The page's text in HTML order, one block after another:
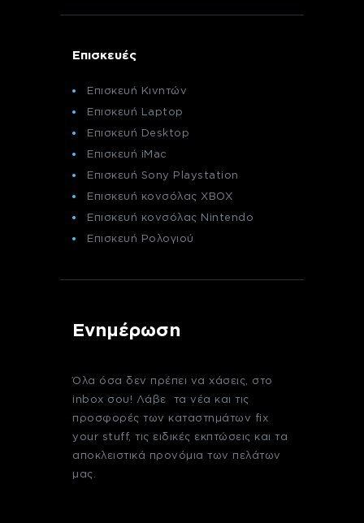
Επισκευές
Επισκευή Κινητών
Επισκευή Laptop
Επισκευή Desktop
Επισκευή iMac
Επισκευή Sony Playstation
Επισκευή κονσόλας XBOX
Επισκευή κονσόλας Nintendo
Επισκευή Ρολογιού
Ενημέρωση
Όλα όσα δεν πρέπει να χάσεις, στο
inbox σου! Λάβε τα νέα και τις
προσφορές των καταστημάτων fix
your stuff, τις ειδικές εκπτώσεις και τα
αποκλειστικά προνόμια των πελάτων
μας.